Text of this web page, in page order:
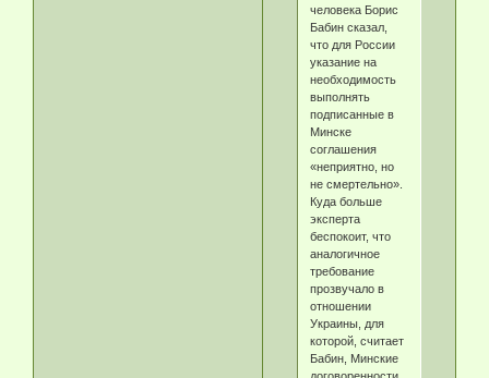
человека Борис
Бабин сказал,
что для России
указание на
необходимость
выполнять
подписанные в
Минске
соглашения
«неприятно, но
не смертельно».
Куда больше
эксперта
беспокоит, что
аналогичное
требование
прозвучало в
отношении
Украины, для
которой, считает
Бабин, Минские